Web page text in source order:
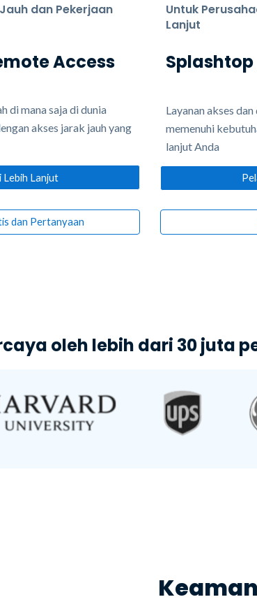
dan Pekerjaan
Access
di mana saja di dunia
akses jarak jauh yang
Lebih Lanjut
dan Pertanyaan
Untuk
Lanjut
Layanan akses
memenuhi
lanjut Anda
oleh lebih dari 30 juta